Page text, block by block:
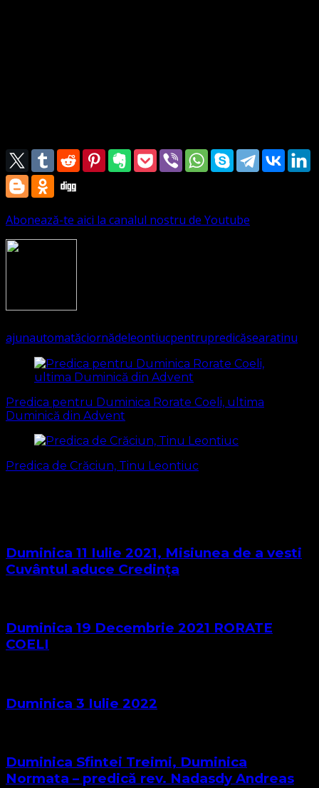
Abonează-te aici la canalul nostru de Youtube
ajunautomatăciornădeleontiucpentrupredicăsearatinu
Navigare
articole
Predica pentru Duminica Rorate Coeli, ultima
Duminică din Advent
Predica de Crăciun, Tinu Leontiuc
Duminica 11 Iulie 2021, Misiunea de a vesti
Cuvântul aduce Credința
Duminica 19 Decembrie 2021 RORATE
COELI
Duminica 3 Iulie 2022
Duminica Sfintei Treimi, Duminica
Normata – predică rev. Nadasdy Andreas